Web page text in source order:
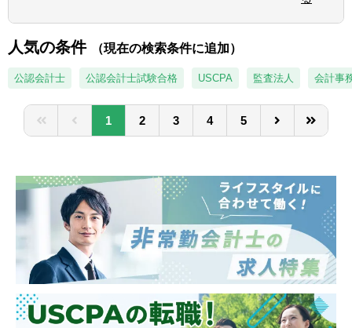
評価の専門部隊と連携し、提案の実行まで一
貫してサポートします。
◆新規開拓
ネットワークを活かした新規顧客・チャネル
【サービス内容】
■M&A 関連業務（企業価値評価やデューデリ
種類株式の設計・評価）
■会計アドバイザリー
■その他資本政策に関するコンサルティング
業務
【クライアント】
業界問わない上場企業、非上場企業（スター
トアップ、ベンチャー含む）
人気の条件 （現在の検索条件に追加）
公認会計士 公認会計士試験合格 USCPA 監査法人 会計事
1 2 3 4 5